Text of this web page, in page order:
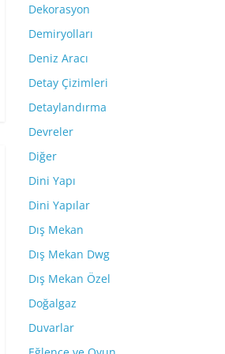
Dekorasyon
Demiryolları
Deniz Aracı
Detay Çizimleri
Detaylandırma
Devreler
Diğer
Dini Yapı
Dini Yapılar
Dış Mekan
Dış Mekan Dwg
Dış Mekan Özel
Doğalgaz
Duvarlar